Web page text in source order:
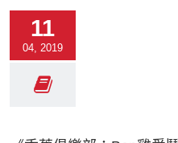
11
04, 2019